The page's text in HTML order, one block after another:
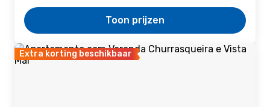
Toon prijzen
Extra korting beschikbaar